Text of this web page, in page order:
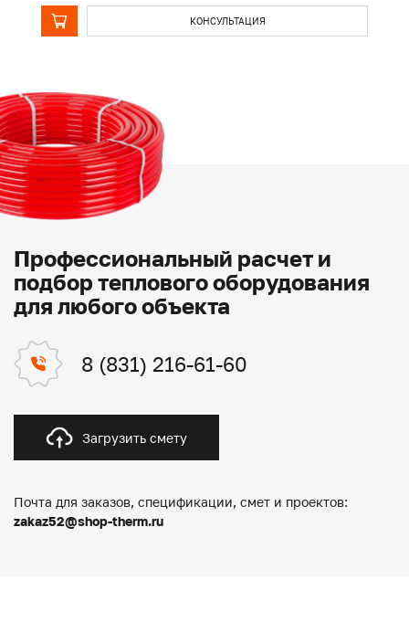
КОНСУЛЬТАЦИЯ
Профессиональный расчет и
подбор теплового оборудования
для любого объекта
8 (831) 216-61-60
Загрузить смету
Почта для заказов, спецификации, смет и проектов:
zakaz52@shop-therm.ru